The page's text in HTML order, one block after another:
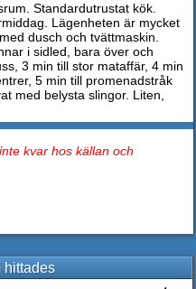
Standardutrustat kök.
Lägenheten är mycket
dusch och tvättmaskin.
i sidled, bara över och
3 min till stor mataffär, 4 min
5 min till promenadstråk
med belysta slingor. Liten,
kvar hos källan och
hittades